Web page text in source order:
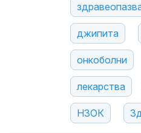
джипита
онкоболни
лекарства
НЗОК